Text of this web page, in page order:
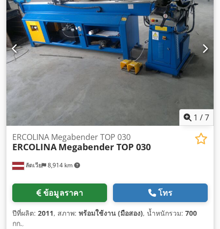
1 /7
ลัตเวีย 8,914 km
ERCOLINA Megabender TOP 030
ERCOLINA Megabender TOP 030
ข้อมูลราคา โทร
ปีที่ผลิต: 2011, สภาพ: พร้อมใช้งาน (มือสอง), น้ำหนักรวม: 700
กก.,